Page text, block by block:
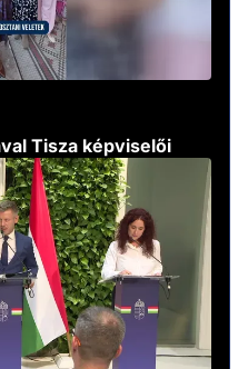
Tisza képviselői